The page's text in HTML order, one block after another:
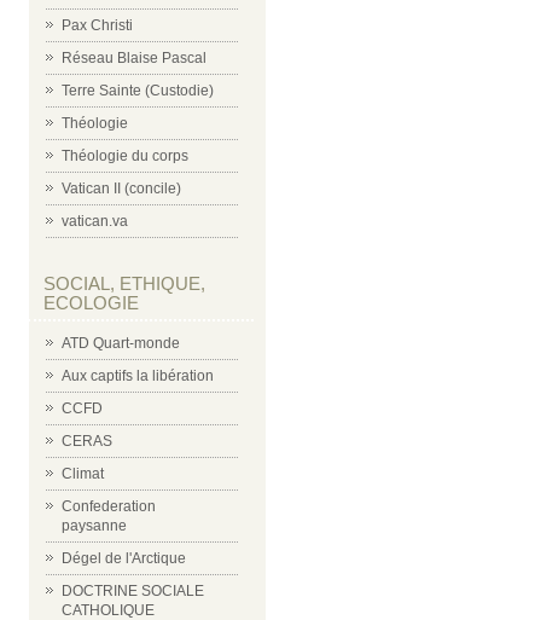
Pax Christi
Réseau Blaise Pascal
Terre Sainte (Custodie)
Théologie
Théologie du corps
Vatican II (concile)
vatican.va
SOCIAL, ETHIQUE,
ECOLOGIE
ATD Quart-monde
Aux captifs la libération
CCFD
CERAS
Climat
Confederation
paysanne
Dégel de l'Arctique
DOCTRINE SOCIALE
CATHOLIQUE